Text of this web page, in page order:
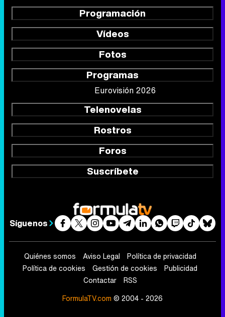
Programación
Vídeos
Fotos
Programas
Eurovisión 2026
Telenovelas
Rostros
Foros
Suscríbete
Síguenos
Quiénes somos Aviso Legal
Política de privacidad
Política de cookies
Gestión de cookies
Publicidad
Contactar
RSS
FormulaTV.com © 2004 - 2026